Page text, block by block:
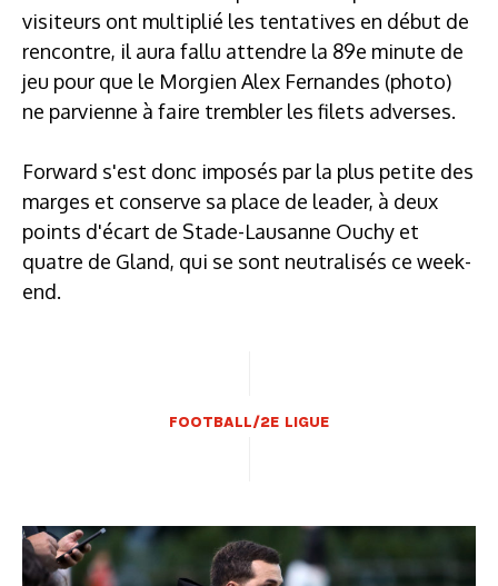
visiteurs ont multiplié les tentatives en début de
rencontre, il aura fallu attendre la 89e minute de
jeu pour que le Morgien Alex Fernandes (photo)
ne parvienne à faire trembler les filets adverses.
Forward s'est donc imposés par la plus petite des
marges et conserve sa place de leader, à deux
points d'écart de Stade-Lausanne Ouchy et
quatre de Gland, qui se sont neutralisés ce week-
end.
FOOTBALL/2E LIGUE